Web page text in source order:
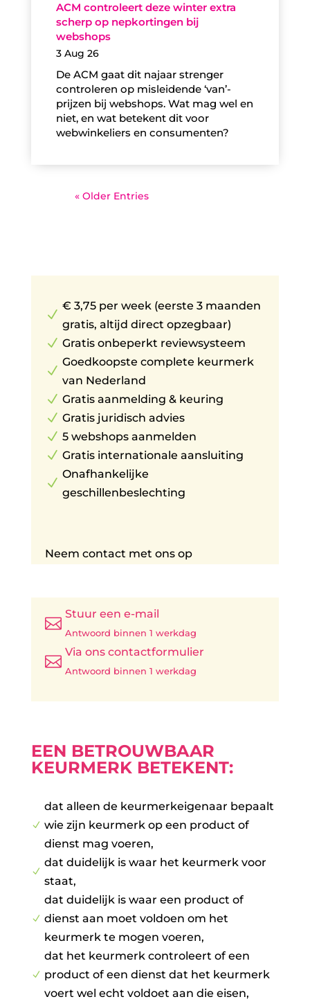
ACM controleert deze winter extra
scherp op nepkortingen bij
webshops
3 Aug 26
De ACM gaat dit najaar strenger
controleren op misleidende ‘van’-
prijzen bij webshops. Wat mag wel en
niet, en wat betekent dit voor
webwinkeliers en consumenten?
« Older Entries
N
€ 3,75 per week (eerste 3 maanden
gratis, altijd direct opzegbaar)
N Gratis onbeperkt reviewsysteem
N
Goedkoopste complete keurmerk
van Nederland
N Gratis aanmelding & keuring
N Gratis juridisch advies
N 5 webshops aanmelden
N Gratis internationale aansluiting
N
Onafhankelijke
geschillenbeslechting
Neem contact met ons op

Stuur een e-mail
Antwoord binnen 1 werkdag

Via ons contactformulier
Antwoord binnen 1 werkdag
EEN BETROUWBAAR
KEURMERK BETEKENT:
N
dat alleen de keurmerkeigenaar bepaalt
wie zijn keurmerk op een product of
dienst mag voeren,
N
dat duidelijk is waar het keurmerk voor
staat,
N
dat duidelijk is waar een product of
dienst aan moet voldoen om het
keurmerk te mogen voeren,
N
dat het keurmerk controleert of een
product of een dienst dat het keurmerk
voert wel echt voldoet aan die eisen,